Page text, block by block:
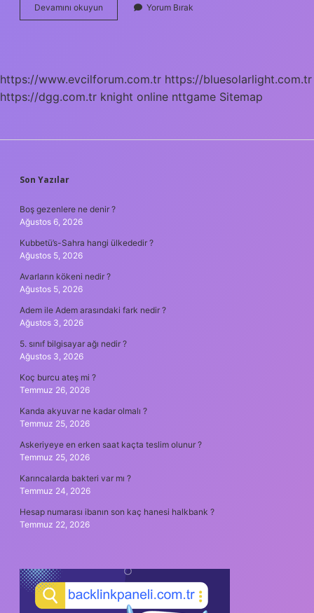
Devamını okuyun Kombine
Bilet
Yorum Bırak
https://www.evcilforum.com.tr https://bluesolarlight.com.tr
https://dgg.com.tr knight online nttgame Sitemap
SIDEBAR
Son Yazılar
Boş gezenlere ne denir ?
Ağustos 6, 2026
Kubbetü’s-Sahra hangi ülkededir ?
Ağustos 5, 2026
Avarların kökeni nedir ?
Ağustos 5, 2026
Adem ile Adem arasındaki fark nedir ?
Ağustos 3, 2026
5. sınıf bilgisayar ağı nedir ?
Ağustos 3, 2026
Koç burcu ateş mi ?
Temmuz 26, 2026
Kanda akyuvar ne kadar olmalı ?
Temmuz 25, 2026
Askeriyeye en erken saat kaçta teslim olunur ?
Temmuz 25, 2026
Karıncalarda bakteri var mı ?
Temmuz 24, 2026
Hesap numarası ibanın son kaç hanesi halkbank ?
Temmuz 22, 2026